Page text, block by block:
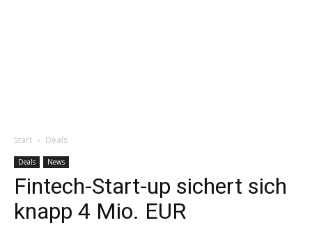
Start Deals
Deals News
Fintech-Start-up sichert sich
knapp 4 Mio. EUR